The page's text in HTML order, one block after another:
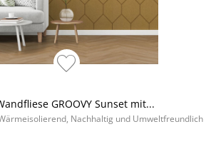
GROOVY Sunset mit...
Nachhaltig und Umweltfreundlich